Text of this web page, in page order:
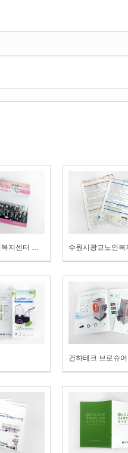
수원시외국인복지센터 소식지
건하테크 브로슈어